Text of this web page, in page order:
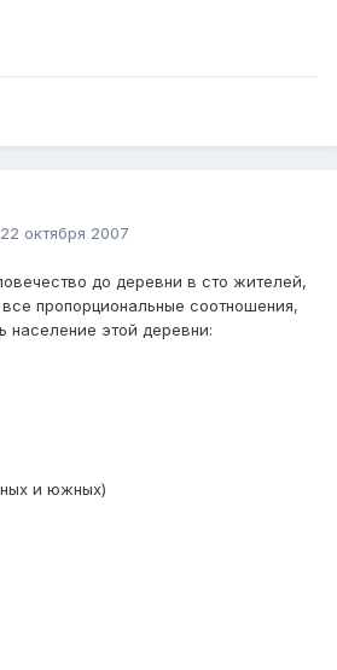
22 октября 2007
до деревни в сто жителей,
пропорциональные соотношения,
население этой деревни:
и южных)